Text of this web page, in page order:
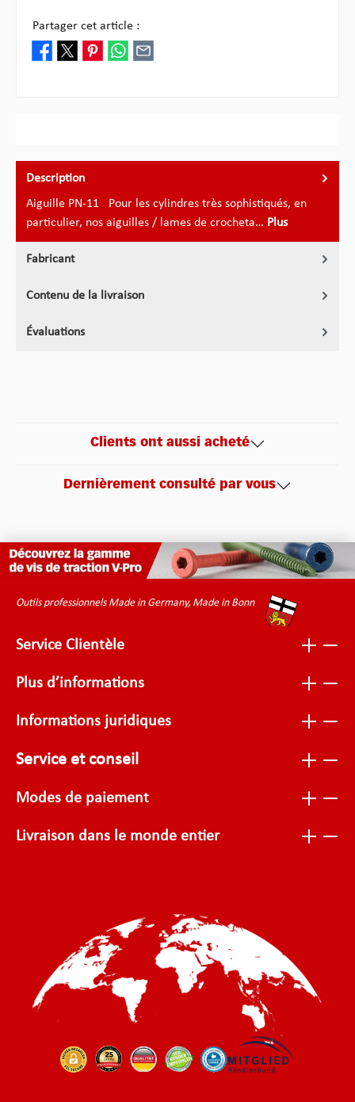
Partager cet article :
Description
Aiguille PN-11 Pour les cylindres très sophistiqués, en
particulier, nos aiguilles / lames de crocheta… Plus
Fabricant
Contenu de la livraison
Évaluations
Clients ont aussi acheté
Dernièrement consulté par vous
Outils professionnels Made in Germany, Made in Bonn
Service Clientèle
Plus d’informations
Informations juridiques
Service et conseil
Modes de paiement
Livraison dans le monde entier